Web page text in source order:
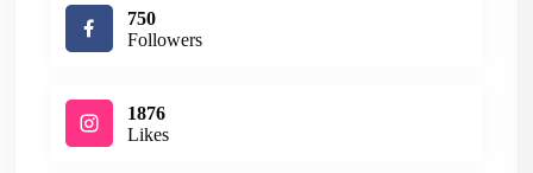
750
Followers
1876
Likes